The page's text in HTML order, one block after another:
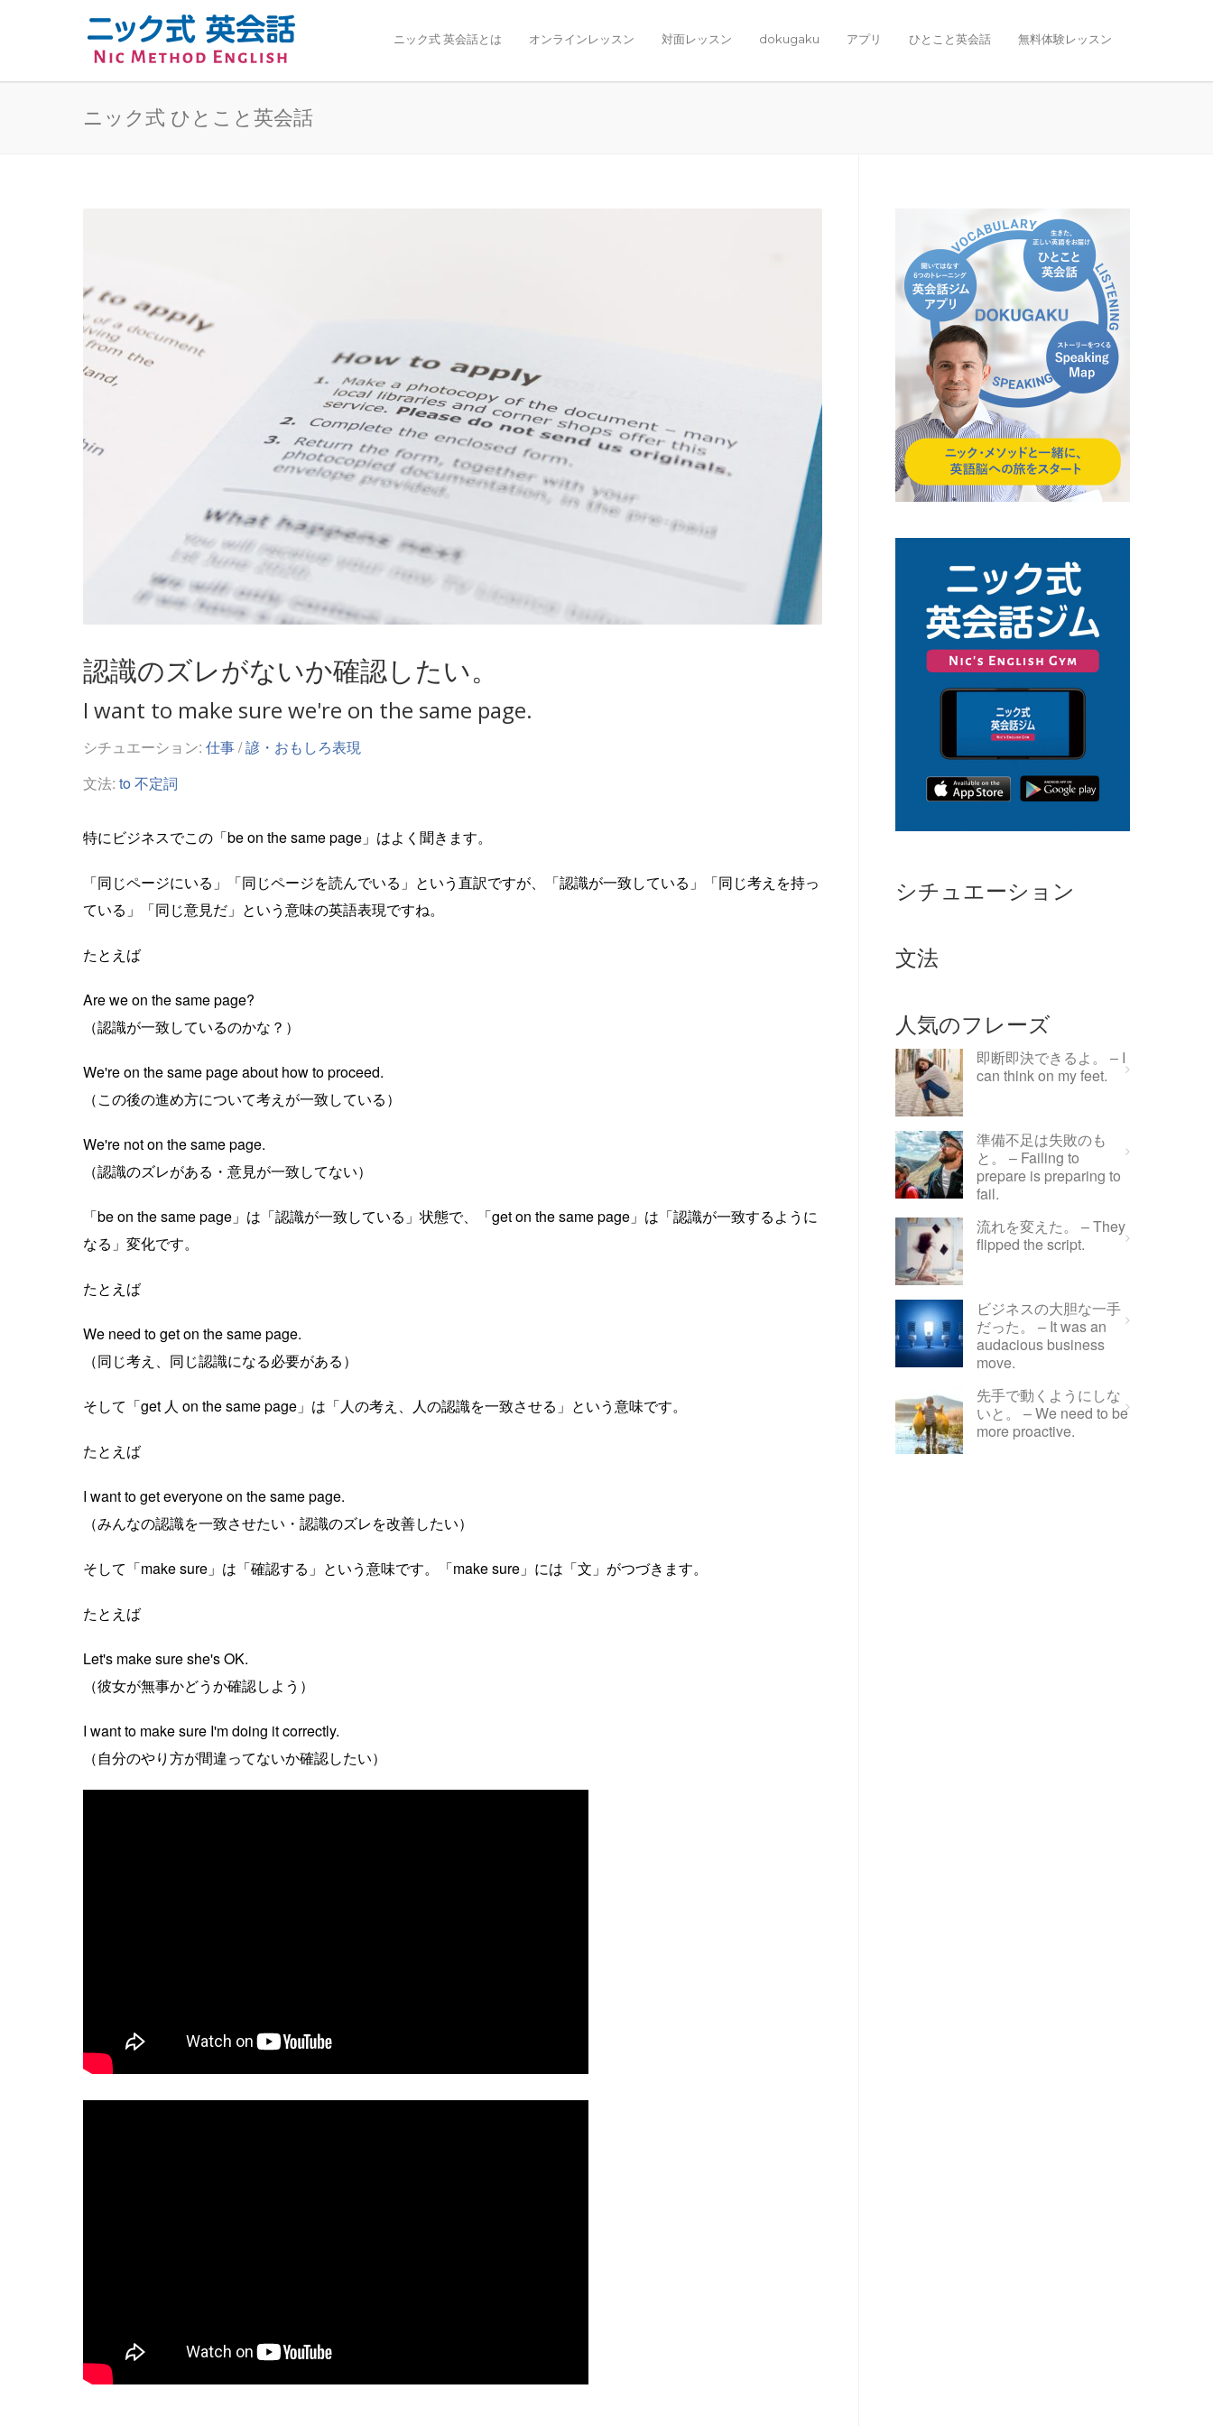
ニック式 英会話とは オンラインレッスン 対面レッスン dokugaku アプリ ひとこと英会話 無料体験レッスン
ニック式 ひとこと英会話
認識のズレがないか確認したい。
I want to make sure we're on the same page.
シチュエーション: 仕事/諺・おもしろ表現
文法: to 不定詞
特にビジネスでこの「be on the same page」はよく聞きます。
「同じページにいる」「同じページを読んでいる」という直訳ですが、「認識が一致している」「同じ考えを持っ
ている」「同じ意見だ」という意味の英語表現ですね。
たとえば
Are we on the same page?
（認識が一致しているのかな？）
We're on the same page about how to proceed.
（この後の進め方について考えが一致している）
We're not on the same page.
（認識のズレがある・意見が一致してない）
「be on the same page」は「認識が一致している」状態で、「get on the same page」は「認識が一致するように
なる」変化です。
たとえば
We need to get on the same page.
（同じ考え、同じ認識になる必要がある）
そして「get 人 on the same page」は「人の考え、人の認識を一致させる」という意味です。
たとえば
I want to get everyone on the same page.
（みんなの認識を一致させたい・認識のズレを改善したい）
そして「make sure」は「確認する」という意味です。「make sure」には「文」がつづきます。
たとえば
Let's make sure she's OK.
（彼女が無事かどうか確認しよう）
I want to make sure I'm doing it correctly.
（自分のやり方が間違ってないか確認したい）
シチュエーション
文法
人気のフレーズ
即断即決できるよ。 – I
can think on my feet.
準備不足は失敗のも
と。 – Failing to
prepare is preparing to
fail.
流れを変えた。 – They
flipped the script.
ビジネスの大胆な一手
だった。 – It was an
audacious business
move.
先手で動くようにしな
いと。 – We need to be
more proactive.